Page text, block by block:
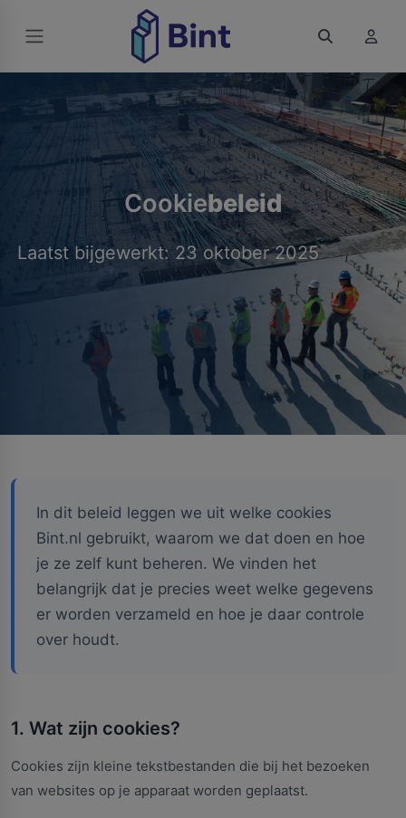
Cookiebeleid
Laatst bijgewerkt: 23 oktober 2025
In dit beleid leggen we uit welke cookies
Bint.nl gebruikt, waarom we dat doen en hoe
je ze zelf kunt beheren. We vinden het
belangrijk dat je precies weet welke gegevens
er worden verzameld en hoe je daar controle
over houdt.
1. Wat zijn cookies?
Cookies zijn kleine tekstbestanden die bij het bezoeken
van websites op je apparaat worden geplaatst.